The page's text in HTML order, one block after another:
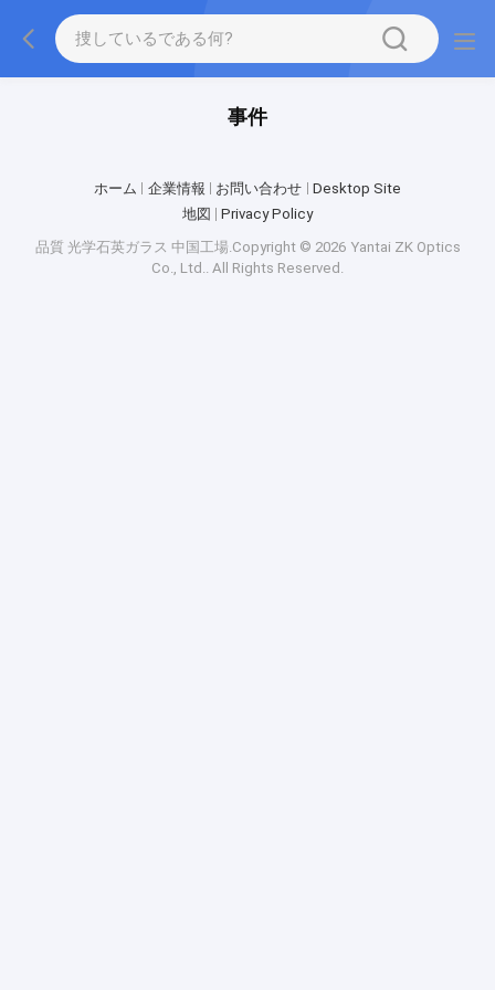
事件
ホーム 企業情報 お問い合わせ
Desktop Site
地図
Privacy Policy
品質 光学石英ガラス 中国工場.Copyright © 2026 Yantai ZK Optics
Co., Ltd.. All Rights Reserved.